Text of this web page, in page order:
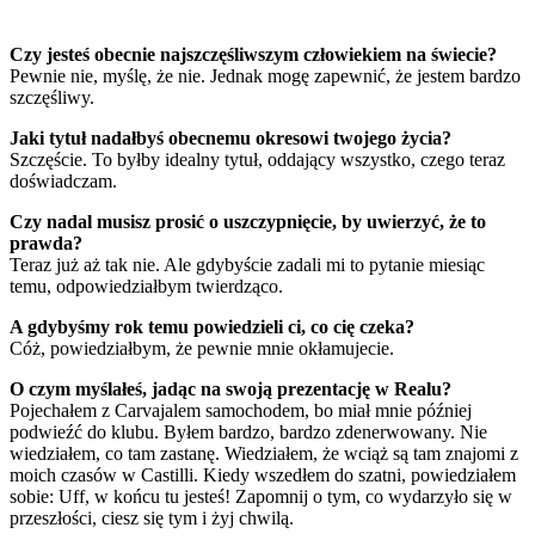
Czy jesteś obecnie najszczęśliwszym człowiekiem na świecie?
Pewnie nie, myślę, że nie. Jednak mogę zapewnić, że jestem bardzo
szczęśliwy.
Jaki tytuł nadałbyś obecnemu okresowi twojego życia?
Szczęście. To byłby idealny tytuł, oddający wszystko, czego teraz
doświadczam.
Czy nadal musisz prosić o uszczypnięcie, by uwierzyć, że to
prawda?
Teraz już aż tak nie. Ale gdybyście zadali mi to pytanie miesiąc
temu, odpowiedziałbym twierdząco.
A gdybyśmy rok temu powiedzieli ci, co cię czeka?
Cóż, powiedziałbym, że pewnie mnie okłamujecie.
O czym myślałeś, jadąc na swoją prezentację w Realu?
Pojechałem z Carvajalem samochodem, bo miał mnie później
podwieźć do klubu. Byłem bardzo, bardzo zdenerwowany. Nie
wiedziałem, co tam zastanę. Wiedziałem, że wciąż są tam znajomi z
moich czasów w Castilli. Kiedy wszedłem do szatni, powiedziałem
sobie: Uff, w końcu tu jesteś! Zapomnij o tym, co wydarzyło się w
przeszłości, ciesz się tym i żyj chwilą.